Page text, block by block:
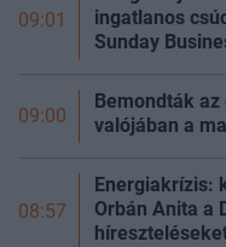
09:01
ingatlanos
Sunday
09:00
Bemondták
valójában a
08:57
Energiakrízis:
Orbán Anita a